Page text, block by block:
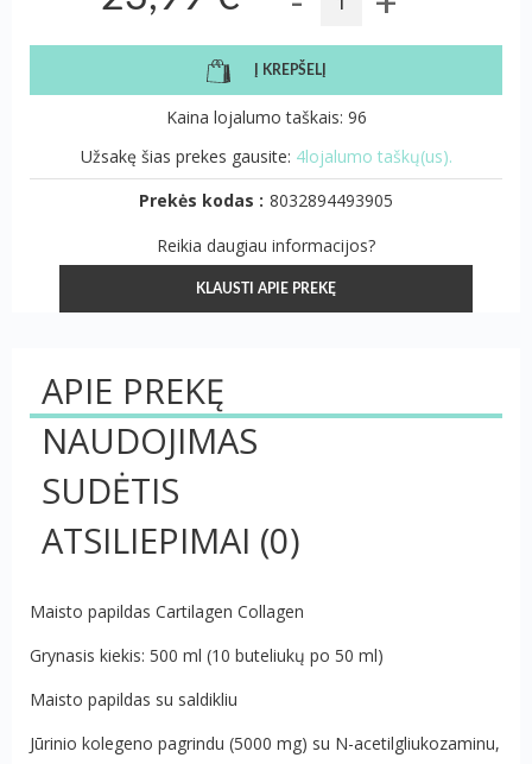
Į KREPŠELĮ
Kaina lojalumo taškais: 96
Užsakę šias prekes gausite: 4lojalumo taškų(us).
Prekės kodas : 8032894493905
Reikia daugiau informacijos?
KLAUSTI APIE PREKĘ
APIE PREKĘ
NAUDOJIMAS
SUDĖTIS
ATSILIEPIMAI (0)
Maisto papildas Cartilagen Collagen
Grynasis kiekis: 500 ml (10 buteliukų po 50 ml)
Maisto papildas su saldikliu
Jūrinio kolegeno pagrindu (5000 mg) su N-acetilgliukozaminu,